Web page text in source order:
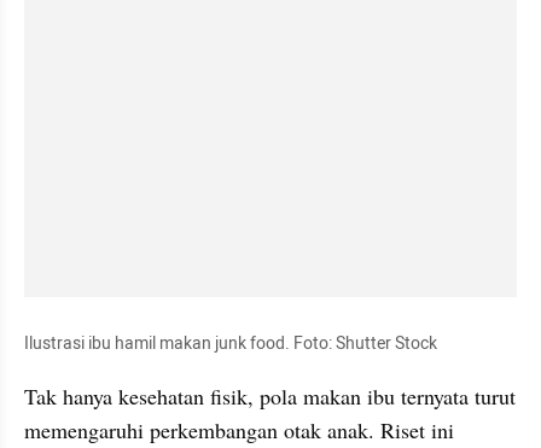
Ilustrasi ibu hamil makan junk food. Foto: Shutter Stock
Tak hanya kesehatan fisik, pola makan ibu ternyata turut
memengaruhi perkembangan otak anak. Riset ini